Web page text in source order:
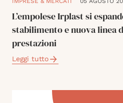
L’empolese Irplast si
stabilimento e nuova linea
prestazioni
Leggi tutto